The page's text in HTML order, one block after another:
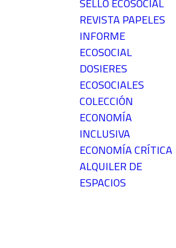
REVISTA PAPELES
INFORME
ECOSOCIAL
DOSIERES
ECOSOCIALES
COLECCIÓN
ECONOMÍA
INCLUSIVA
ECONOMÍA CRÍTICA
ALQUILER DE
ESPACIOS